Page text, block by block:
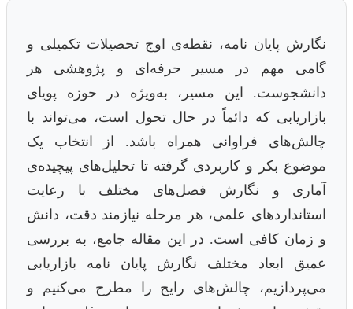
نگارش پایان نامه، نقطه‌ی اوج تحصیلات تکمیلی و
گامی مهم در مسیر حرفه‌ای و پژوهشی هر
دانشجوست. این مسیر، به‌ویژه در حوزه‌ پویای
بازاریابی که دائماً در حال تحول است، می‌تواند با
چالش‌های فراوانی همراه باشد. از انتخاب یک
موضوع بکر و کاربردی گرفته تا تحلیل‌های پیچیده‌ی
آماری و نگارش فصل‌های مختلف با رعایت
استانداردهای علمی، هر مرحله نیازمند دقت، دانش
و زمان کافی است. در این مقاله جامع، به بررسی
عمیق ابعاد مختلف نگارش پایان نامه بازاریابی
می‌پردازیم، چالش‌های رایج را مطرح می‌کنیم و